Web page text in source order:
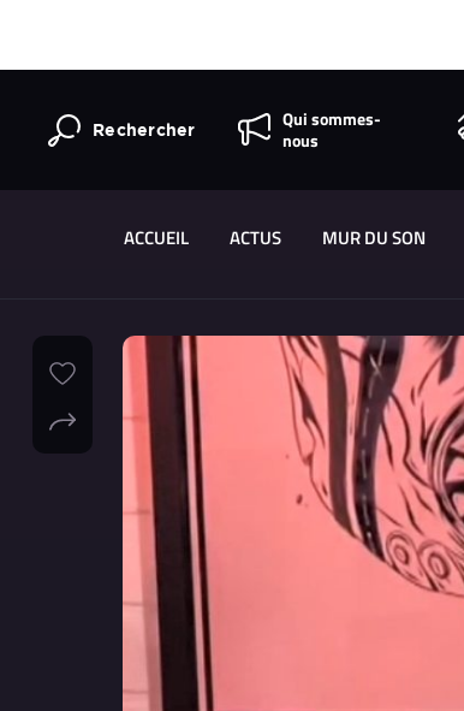
Rechercher
Qui sommes-
nous
ACCUEIL ACTUS MUR DU SON